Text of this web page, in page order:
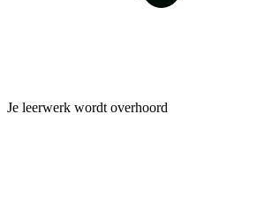
Je leerwerk wordt overhoord